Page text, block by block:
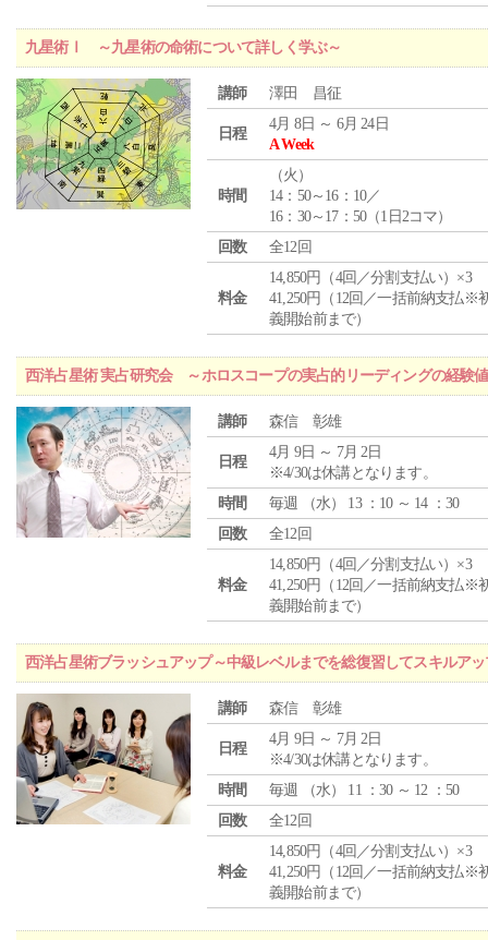
九星術Ⅰ ～九星術の命術について詳しく学ぶ～
講師 澤田 昌征
日程
4月 8日 ～ 6月 24日
A Week
時間
（火 ）
14：50～16：10／
16：30～17：50（1日2コマ）
回数
全12回
料金
14,850円（4回／分割支払い）×3
41,250円（12回／一括前納支払※
義開始前まで）
西洋占星術 実占研究会 ～ホロスコープの実占的リーディングの経験
講師 森信 彰雄
日程
4月 9日 ～ 7月 2日
※4/30は休講となります。
時間
毎週 （水） 13 ：10 ～ 14 ：30
回数
全12回
料金
14,850円（4回／分割支払い）×3
41,250円（12回／一括前納支払※
義開始前まで）
西洋占星術ブラッシュアップ～中級レベルまでを総復習してスキルア
講師 森信 彰雄
日程
4月 9日 ～ 7月 2日
※4/30は休講となります。
時間
毎週 （水） 11 ：30 ～ 12 ：50
回数
全12回
料金
14,850円（4回／分割支払い）×3
41,250円（12回／一括前納支払※
義開始前まで）